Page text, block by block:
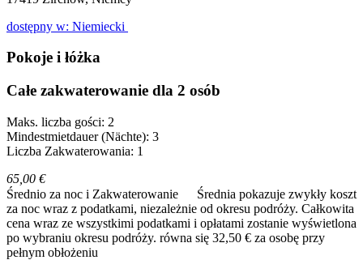
dostępny w: Niemiecki
Pokoje i łóżka
Całe zakwaterowanie dla 2 osób
Maks. liczba gości: 2
Mindestmietdauer (Nächte): 3
Liczba Zakwaterowania: 1
65,00 €
Średnio za noc i Zakwaterowanie
Średnia pokazuje zwykły koszt
za noc wraz z podatkami, niezależnie od okresu podróży. Całkowita
cena wraz ze wszystkimi podatkami i opłatami zostanie wyświetlona
po wybraniu okresu podróży. równa się 32,50 € za osobę przy
pełnym obłożeniu